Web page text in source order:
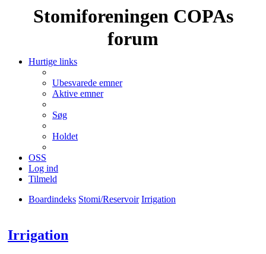
Stomiforeningen COPAs
forum
Hurtige links
Ubesvarede emner
Aktive emner
Søg
Holdet
OSS
Log ind
Tilmeld
Boardindeks Stomi/Reservoir Irrigation
Irrigation